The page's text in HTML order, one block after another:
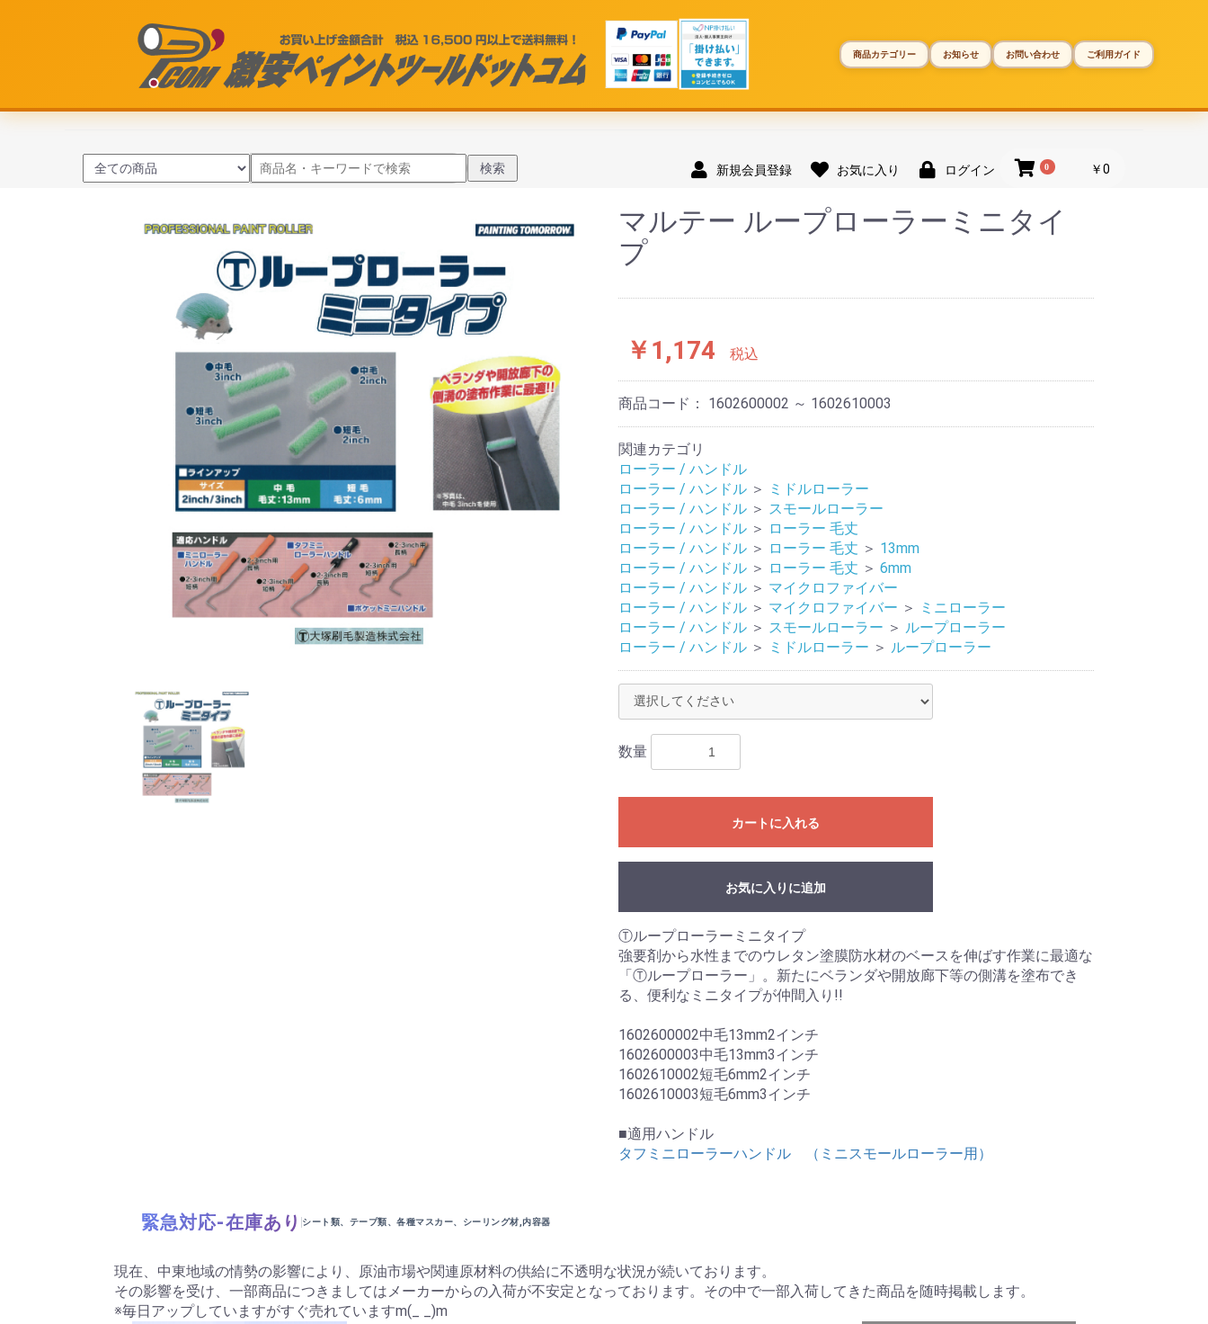
商品カテゴリー お知らせ お問い合わせ ご利用ガイド
検索 新規会員登録 お気に入り ログイン 0 ￥0
マルテー ループローラーミニタイ
プ
￥1,174 税込
商品コード： 1602600002 ～ 1602610003
関連カテゴリ
ローラー / ハンドル
ローラー / ハンドル ＞
ミドルローラー
ローラー / ハンドル ＞ スモールローラー
ローラー / ハンドル ＞ ローラー 毛丈
ローラー / ハンドル ＞ ローラー 毛丈 ＞ 13mm
ローラー / ハンドル ＞ ローラー 毛丈 ＞ 6mm
ローラー / ハンドル ＞ マイクロファイバー
ローラー / ハンドル ＞ マイクロファイバー ＞
ミニローラー
ローラー / ハンドル ＞ スモールローラー ＞ ループローラー
ローラー / ハンドル ＞ ミドルローラー ＞ ループローラー
数量
カートに入れる
お気に入りに追加
Ⓣループローラーミニタイプ
強要剤から水性までのウレタン塗膜防水材のベースを伸ばす作業に最適な
「Ⓣループローラー」。新たにベランダや開放廊下等の側溝を塗布でき
る、便利なミニタイプが仲間入り!!
1602600002中毛13mm2インチ
1602600003中毛13mm3インチ
1602610002短毛6mm2インチ
1602610003短毛6mm3インチ
■適用ハンドル
タフミニローラーハンドル （ミニスモールローラー用）
緊急対応-在庫あり シート類、テープ類、各種マスカー、シーリング材,内容器
現在、中東地域の情勢の影響により、原油市場や関連原材料の供給に不透明な状況が続いております。
その影響を受け、一部商品につきましてはメーカーからの入荷が不安定となっております。その中で一部入荷してきた商品を随時掲載します。
※毎日アップしていますがすぐ売れていますm(_ _)m